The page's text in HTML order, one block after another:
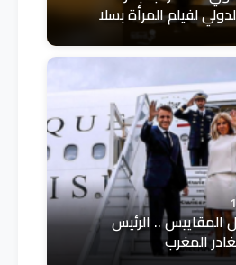
لفيلم المرأة بسلا
المقاييس .. الرئيس
المغرب